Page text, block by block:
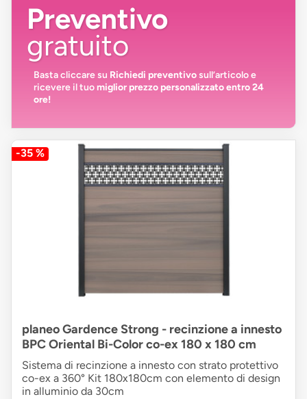
Preventivo
gratuito
Basta cliccare su Richiedi preventivosull’articolo e
ricevere il tuomiglior prezzo personalizzato entro 24
ore!
-35 %
planeo Gardence Strong - recinzione a innesto
BPC Oriental Bi-Color co-ex 180 x 180 cm
Sistema di recinzione a innesto con strato protettivo
co-ex a 360° Kit 180x180cm con elemento di design
in alluminio da 30cm